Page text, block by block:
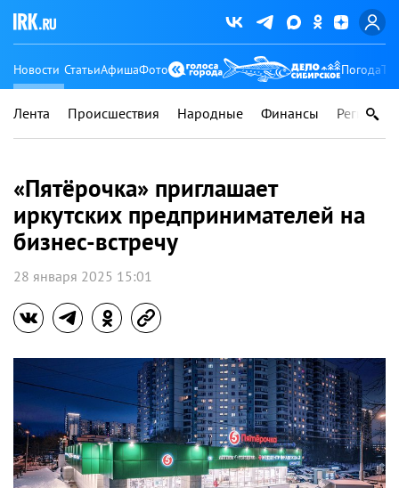
Новости СтатьиАфишаФото Погода
Лента Происшествия Народные Финансы Регионы
«Пятёрочка» приглашает
иркутских предпринимателей на
бизнес-встречу
28 января 2025 15:01